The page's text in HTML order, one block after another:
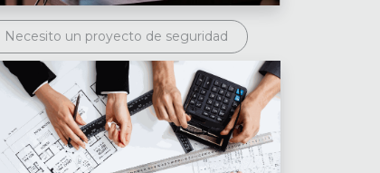
Necesito un proyecto de seguridad